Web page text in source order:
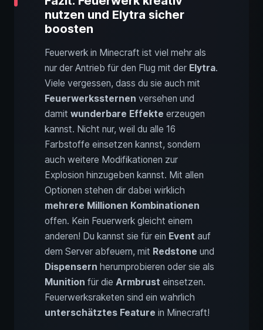
nutzen und Elytra sicher
boosten
Feuerwerk in Minecraft ist viel mehr als
nur der Antrieb für den Flug mit der Elytra.
Viele vergessen, dass du sie auch mit
Feuerwerkssternen versehen und
damit wunderbare Effekte erzeugen
kannst. Nicht nur, weil du alle 16
Farbstoffe einsetzen kannst, sondern
auch weitere Modifikationen zur
Explosion hinzugeben kannst. Mit allen
Optionen stehen dir dabei wirklich
mehrere Millionen Kombinationen
offen. Kein Feuerwerk gleicht einem
anderen! Du kannst sie für ein Event auf
dem Server abfeuern, mit Redstone und
Dispensern herumprobieren oder sie als
Munition für die Armbrust einsetzen.
Feuerwerksraketen sind ein wahrlich
unterschätztes Feature in Minecraft!